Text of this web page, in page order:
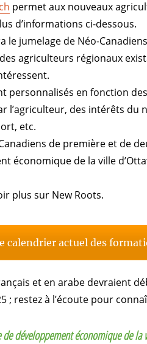
permet aux nouveaux
d’informations ci-dessous.
le jumelage de Néo-
agriculteurs régionaux
personnalisés en fonction
l’agriculteur, des intérêts
etc.
de première et de
économique de la ville
plus sur New Roots.
calendrier actuel des
et en arabe devraient
; restez à l’écoute pour
développement économique de la